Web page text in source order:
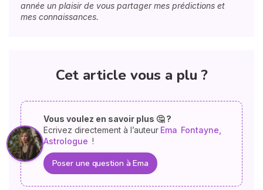
année un plaisir de vous partager mes prédictions et
mes connaissances.
Cet article vous a plu ?
Vous voulez en savoir plus 🤔 ?
Ecrivez directement à l’auteur Ema Fontayne,
Astrologue !
Poser une question à Ema